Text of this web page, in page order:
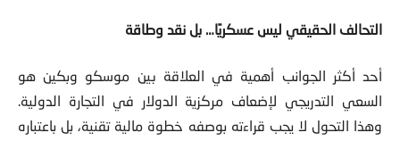
التحالف الحقيقي ليس عسكريًا… بل نقد وطاقة
أحد أكثر الجوانب أهمية في العلاقة بين موسكو وبكين هو
السعي التدريجي لإضعاف مركزية الدولار في التجارة الدولية.
وهذا التحول لا يجب قراءته بوصفه خطوة مالية تقنية، بل باعتباره